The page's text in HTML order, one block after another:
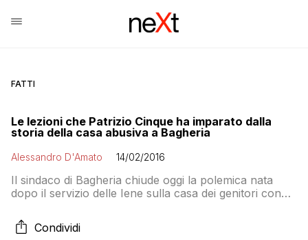
FATTI
Le lezioni che Patrizio Cinque ha imparato dalla
storia della casa abusiva a Bagheria
Alessandro D'Amato 14/02/2016
Il sindaco di Bagheria chiude oggi la polemica nata
dopo il servizio delle Iene sulla casa dei genitori con
assessore, ha restituito le deleghe dopo che il comune
ha ufficialmente respinto la richiesta di sanatoria per
Condividi